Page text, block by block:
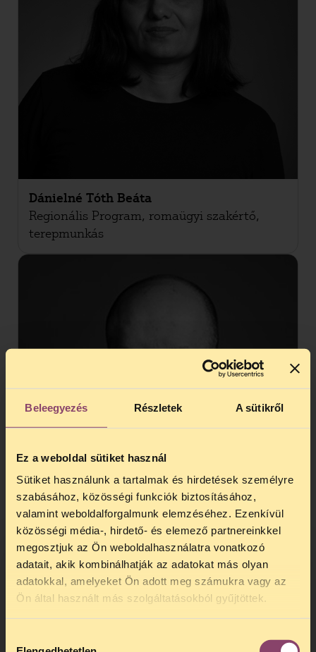
Beleegyezés Részletek A sütikről
Ez a weboldal sütiket használ
Sütiket használunk a tartalmak és hirdetések személyre
szabásához, közösségi funkciók biztosításához,
valamint weboldalforgalmunk elemzéséhez. Ezenkívül
közösségi média-, hirdető- és elemező partnereinkkel
megosztjuk az Ön weboldalhasználatra vonatkozó
adatait, akik kombinálhatják az adatokat más olyan
adatokkal, amelyeket Ön adott meg számukra vagy az
Ön által használt más szolgáltatásokból gyűjtöttek.
Dánielné Tóth Beáta
Regionális Program, romaügyi szakértő,
terepmunkás
Döbrentey Dániel
Közéleti Részvételi Program, szakértő;
Választójogi Projektkoordinátor
TELEFONOS JOGSEGÉLY
SZÜNET!